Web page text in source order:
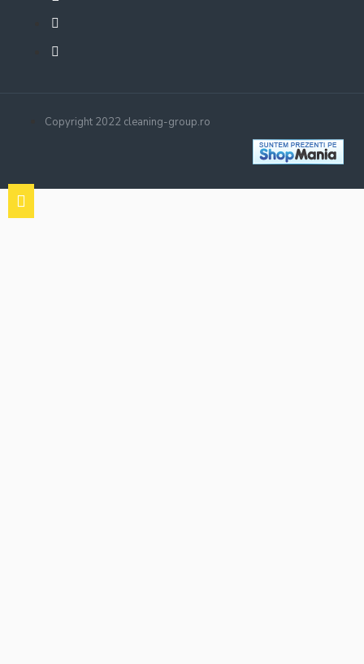
Copyright 2022 cleaning-group.ro